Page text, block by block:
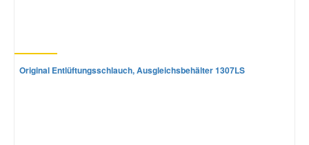
Original Entlüftungsschlauch, Ausgleichsbehälter 1307LS